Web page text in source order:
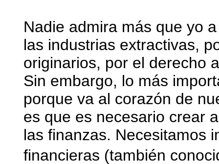
Nadie admira más que yo
las industrias extractivas,
originarios, por el derecho
Sin embargo, lo más
porque va al corazón de
es que es necesario crear
las finanzas. Necesitamos
financieras (también